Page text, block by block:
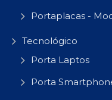
Portaplacas -
Tecnológico
Porta Laptos
Porta